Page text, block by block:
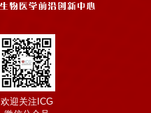
欢迎关注ICG